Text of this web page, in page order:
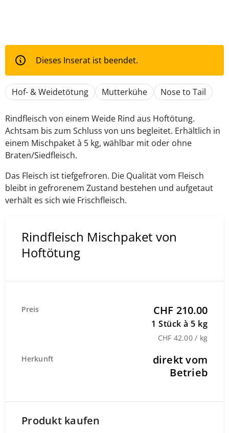
Dieses Inserat ist beendet.
Hof- & Weidetötung Mutterkühe Nose to Tail
Rindfleisch von einem Weide Rind aus Hoftötung.
Achtsam bis zum Schluss von uns begleitet. Erhältlich in
einem Mischpaket à 5 kg, wählbar mit oder ohne
Braten/Siedfleisch.
Das Fleisch ist tiefgefroren. Die Qualität vom Fleisch
bleibt in gefrorenem Zustand bestehen und aufgetaut
verhält es sich wie Frischfleisch.
Rindfleisch Mischpaket von
Hoftötung
Preis CHF 210.00
1 Stück à 5 kg
CHF 42.00 / kg
Herkunft
direkt vom
Betrieb
Produkt kaufen